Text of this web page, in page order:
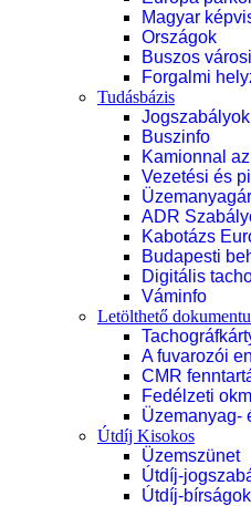
Magyar
Országok
Buszos
Forgalmi
Tudásbázis
Jogszabályok
Buszinfo
Kamionnal
Vezetési és
ADR
Kabotázs
Budapesti
Digitális
Váminfo
Letölthető
A fuvarozói
CMR
Fedélzeti
Üzemanyag-
Útdíj Kisokos
Üzemszünet
Útdíj-
Útdíj-bírságok